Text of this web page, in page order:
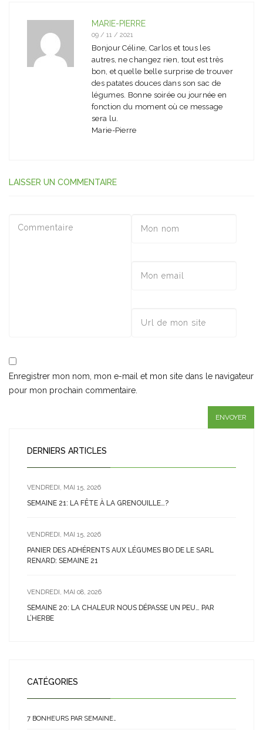
MARIE-PIERRE
09 / 11 / 2021
Bonjour Céline, Carlos et tous les
autres, ne changez rien, tout est très
bon, et quelle belle surprise de trouver
des patates douces dans son sac de
légumes. Bonne soirée ou journée en
fonction du moment où ce message
sera lu.
Marie-Pierre
LAISSER UN COMMENTAIRE
Enregistrer mon nom, mon e-mail et mon site dans le navigateur
pour mon prochain commentaire.
DERNIERS ARTICLES
VENDREDI, MAI 15, 2026
SEMAINE 21: LA FÊTE À LA GRENOUILLE…?
VENDREDI, MAI 15, 2026
PANIER DES ADHÉRENTS AUX LÉGUMES BIO DE LE SARL
RENARD: SEMAINE 21
VENDREDI, MAI 08, 2026
SEMAINE 20: LA CHALEUR NOUS DÉPASSE UN PEU… PAR
L’HERBE
CATÉGORIES
7 BONHEURS PAR SEMAINE…